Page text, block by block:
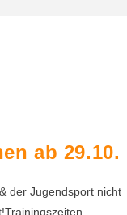
ab 29.10.
der Jugendsport nicht